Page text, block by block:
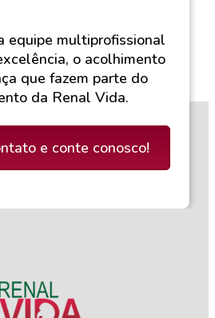
equipe multiprofissional
o acolhimento
que fazem parte do
da Renal Vida.
e conte conosco!